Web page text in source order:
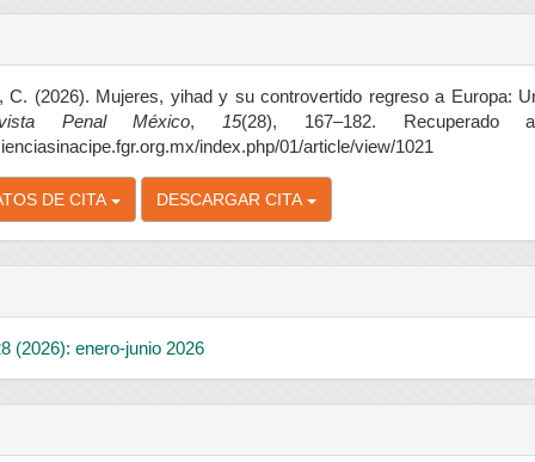
C. (2026). Mujeres, yihad y su controvertido regreso a Europa:
Penal México, 15(28), 167–182.
index.php/01/article/view/1021
DE CITA DESCARGAR CITA
(2026): enero-junio 2026